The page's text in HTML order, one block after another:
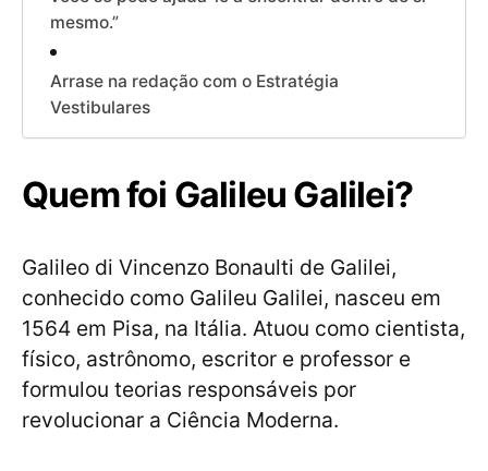
mesmo.”
Arrase na redação com o Estratégia
Vestibulares
Quem foi Galileu Galilei?
Galileo di Vincenzo Bonaulti de Galilei,
conhecido como Galileu Galilei, nasceu em
1564 em Pisa, na Itália. Atuou como cientista,
físico, astrônomo, escritor e professor e
formulou teorias responsáveis por
revolucionar a Ciência Moderna.